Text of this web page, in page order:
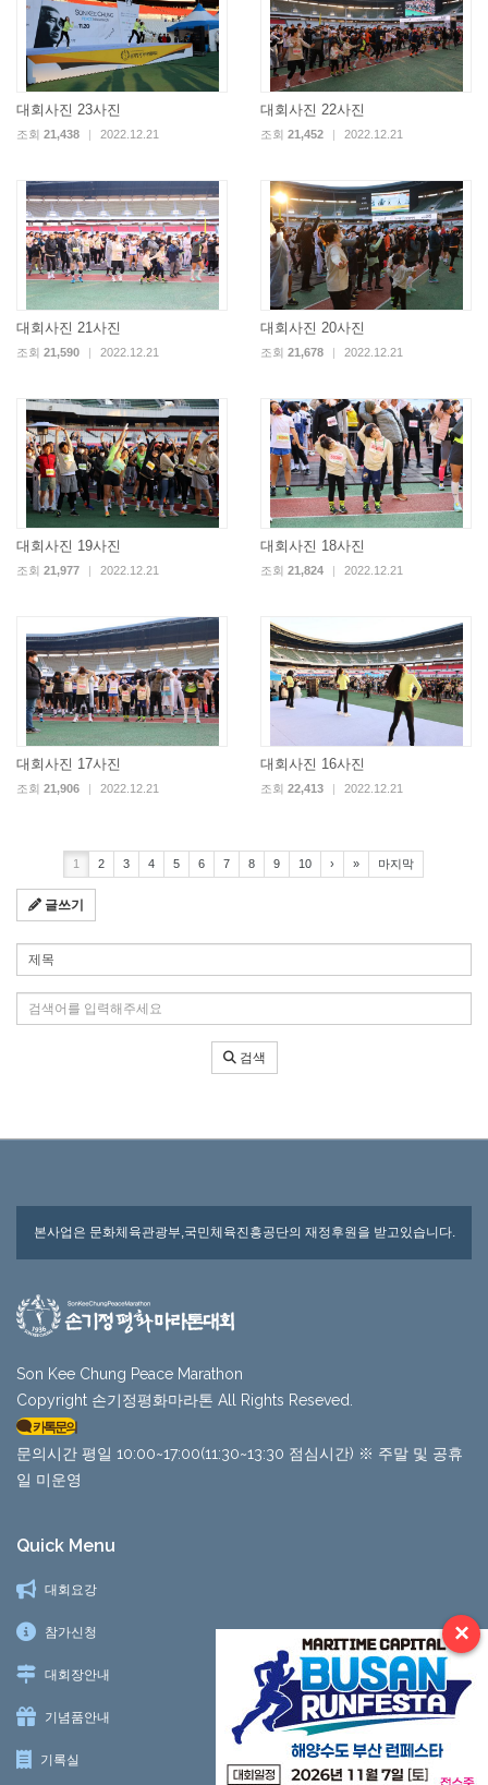
대회사진 23사진
조회 21,438 | 2022.12.21
대회사진 22사진
조회 21,452 | 2022.12.21
대회사진 21사진
조회 21,590 | 2022.12.21
대회사진 20사진
조회 21,678 | 2022.12.21
대회사진 19사진
조회 21,977 | 2022.12.21
대회사진 18사진
조회 21,824 | 2022.12.21
대회사진 17사진
조회 21,906 | 2022.12.21
대회사진 16사진
조회 22,413 | 2022.12.21
1 2 3 4 5 6 7 8 9 10 › » 마지막
글쓰기
검색
본사업은 문화체육관광부,국민체육진흥공단의 재정후원을 받고있습니다.
Son Kee Chung Peace Marathon
Copyright 손기정평화마라톤 All Rights Reseved.
카톡문의
문의시간 평일 10:00~17:00(11:30~13:30 점심시간) ※ 주말 및 공휴
일 미운영
Quick Menu
대회요강
참가신청
대회장안내
기념품안내
기록실
×